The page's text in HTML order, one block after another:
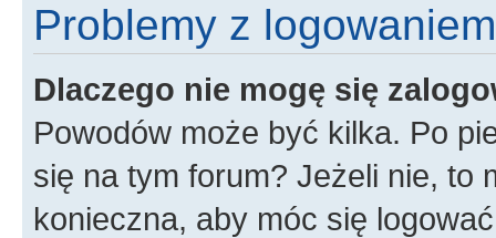
Problemy z
Dlaczego nie mogę się
Powodów może być kilka. Po
się na tym forum? Jeżeli nie, to
konieczna, aby móc się